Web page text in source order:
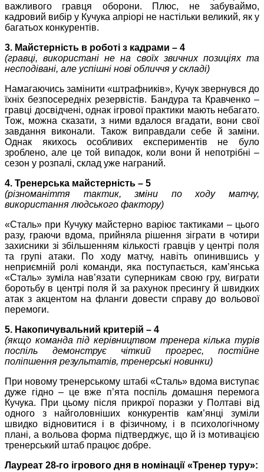
важливого гравця оборони. Плюс, не забуваймо,
кадровий вибір у Кучука апріорі не настільки великий, як у
багатьох конкурентів.
3. Майстерність в роботі з кадрами – 4
(гравці, використані не на своїх звичних позиціях та
несподівані, але успішні нові обличчя у складі)
Намагаючись замінити «штрафників», Кучук звернувся до
їхніх безпосередніх резервістів. Бандура та Кравченко –
гравці досвідчені, однак ігрової практики мають небагато.
Тож, можна сказати, з ними вдалося вгадати, вони свої
завдання виконали. Також виправдали себе й заміни.
Однак якихось особливих експериментів не було
зроблено, але це той випадок, коли вони й непотрібні –
сезон у розпалі, склад уже награний.
4. Тренерська майстерність – 5
(різноманіття тактик, зміни по ходу матчу,
використання людського фактору)
«Сталь» при Кучуку майстерно варіює тактиками – цього
разу, граючи вдома, прийняла рішення зіграти в чотири
захисники зі збільшенням кількості гравців у центрі поля
та групі атаки. По ходу матчу, навіть опинившись у
неприємній ролі команди, яка поступається, кам’янська
«Сталь» зуміла нав’язати суперникам свою гру, виграти
боротьбу в центрі поля й за рахунок пресингу й швидких
атак з акцентом на фланги довести справу до вольової
перемоги.
5. Накопичувальний критерій – 4
(якщо команда під керівництвом тренера кілька турів
поспіль демонструє чіткий прогрес, постійне
поліпшення результатів, тренерські новинки)
При новому тренерському штабі «Сталь» вдома виступає
дуже гідно – це вже п’ята поспіль домашня перемога
Кучука. При цьому після прикрої поразки у Полтаві від
одного з найголовніших конкурентів кам’янці зуміли
швидко відновитися і в фізичному, і в психологічному
плані, а вольова форма підтверджує, що й із мотивацією
тренерський штаб працює добре.
Лауреат 28-го ігрового дня в номінації «Тренер туру»: